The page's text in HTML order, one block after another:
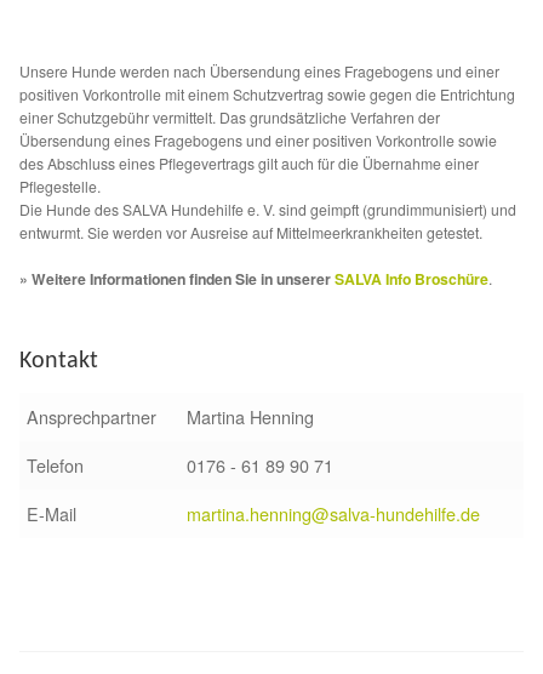
Wichtige Gedanken vor der Adoption
Sicherheitsgeschirr
Mittelmeerkrankheiten
Qualzucht bei Hunden
Sonderfarben bei Hunden
Unsere Hunde werden nach Übersendung eines Fragebogens und einer
positiven Vorkontrolle mit einem Schutzvertrag sowie gegen die Entrichtung
einer Schutzgebühr vermittelt. Das grundsätzliche Verfahren der
Übersendung eines Fragebogens und einer positiven Vorkontrolle sowie
des Abschluss eines Pflegevertrags gilt auch für die Übernahme einer
Pflegestelle.
Die Hunde des SALVA Hundehilfe e. V. sind geimpft (grundimmunisiert) und
entwurmt. Sie werden vor Ausreise auf Mittelmeerkrankheiten getestet.
» Weitere Informationen finden Sie in unsererSALVA Info Broschüre.
Kontakt
Ansprechpartner
Martina Henning
Telefon
0176 - 61 89 90 71
E-Mail
martina.henning@salva-hundehilfe.de